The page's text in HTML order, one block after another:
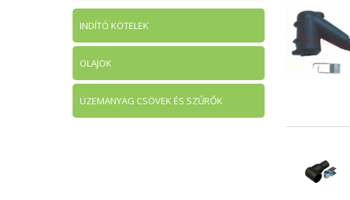
INDÍTÓ KÖTELEK
OLAJOK
ÜZEMANYAG CSÖVEK ÉS SZŰRŐK